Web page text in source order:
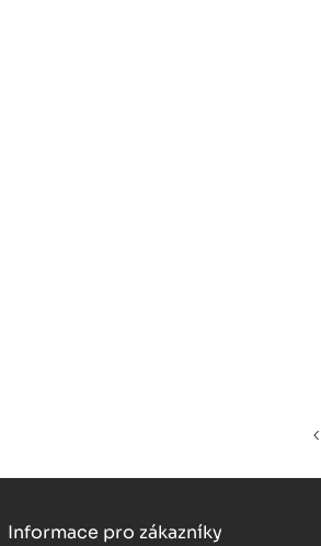
Informace pro zákazníky